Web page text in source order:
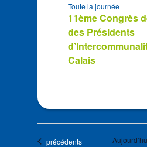
11ème Congrès
des Présidents
Calais
Toute la journée
Évènements
précédents